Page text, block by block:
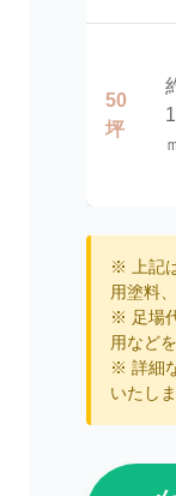
50
坪
※ 上記
用塗料
※ 足場
用など
※ 詳細
いたしま